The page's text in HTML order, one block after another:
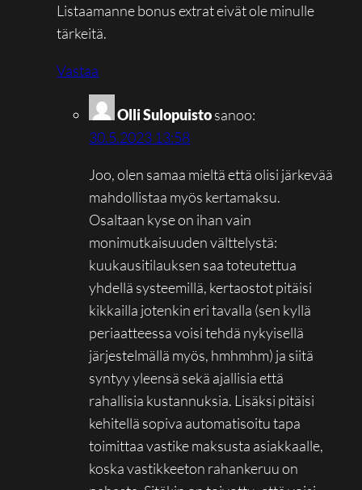
Listaamanne bonus extrat eivät ole minulle
tärkeitä.
Vastaa
Olli Sulopuistosanoo:
30.5.2023 13:58
Joo, olen samaa mieltä että olisi järkevää
mahdollistaa myös kertamaksu.
Osaltaan kyse on ihan vain
monimutkaisuuden välttelystä:
kuukausitilauksen saa toteutettua
yhdellä systeemillä, kertaostot pitäisi
kikkailla jotenkin eri tavalla (sen kyllä
periaatteessa voisi tehdä nykyisellä
järjestelmällä myös, hmhmhm) ja siitä
syntyy yleensä sekä ajallisia että
rahallisia kustannuksia. Lisäksi pitäisi
kehitellä sopiva automatisoitu tapa
toimittaa vastike maksusta asiakkaalle,
koska vastikkeeton rahankeruu on